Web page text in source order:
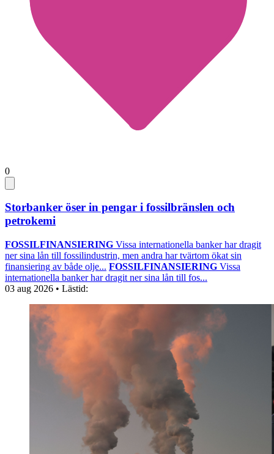
0
Storbanker öser in pengar i fossilbränslen och
petrokemi
FOSSILFINANSIERING Vissa internationella banker har dragit
ner sina lån till fossilindustrin, men andra har tvärtom ökat sin
finansiering av både olje... FOSSILFINANSIERING Vissa
internationella banker har dragit ner sina lån till fos...
03 aug 2026 • Lästid: